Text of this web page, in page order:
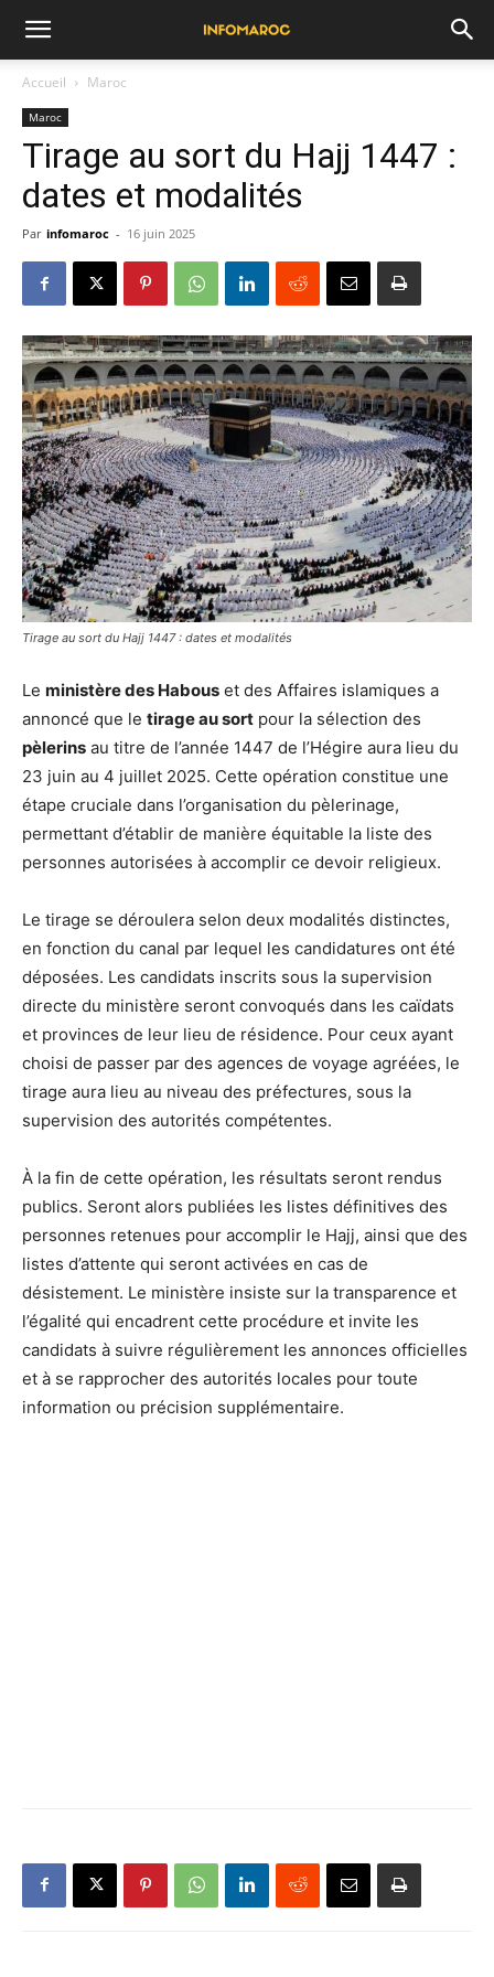
Accueil Maroc
Maroc
Tirage au sort du Hajj 1447 :
dates et modalités
Par infomaroc - 16 juin 2025
Tirage au sort du Hajj 1447 : dates et modalités
Le ministère des Habous et des Affaires islamiques a
annoncé que le tirage au sort pour la sélection des
pèlerins au titre de l’année 1447 de l’Hégire aura lieu du
23 juin au 4 juillet 2025. Cette opération constitue une
étape cruciale dans l’organisation du pèlerinage,
permettant d’établir de manière équitable la liste des
personnes autorisées à accomplir ce devoir religieux.
Le tirage se déroulera selon deux modalités distinctes,
en fonction du canal par lequel les candidatures ont été
déposées. Les candidats inscrits sous la supervision
directe du ministère seront convoqués dans les caïdats
et provinces de leur lieu de résidence. Pour ceux ayant
choisi de passer par des agences de voyage agréées, le
tirage aura lieu au niveau des préfectures, sous la
supervision des autorités compétentes.
À la fin de cette opération, les résultats seront rendus
publics. Seront alors publiées les listes définitives des
personnes retenues pour accomplir le Hajj, ainsi que des
listes d’attente qui seront activées en cas de
désistement. Le ministère insiste sur la transparence et
l’égalité qui encadrent cette procédure et invite les
candidats à suivre régulièrement les annonces officielles
et à se rapprocher des autorités locales pour toute
information ou précision supplémentaire.